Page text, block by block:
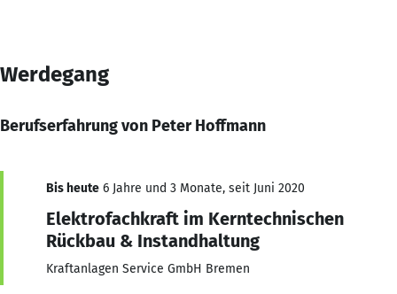
Werdegang
Berufserfahrung von Peter Hoffmann
Bis heute 6 Jahre und 3 Monate, seit Juni 2020
Elektrofachkraft im Kerntechnischen
Rückbau & Instandhaltung
Kraftanlagen Service GmbH Bremen